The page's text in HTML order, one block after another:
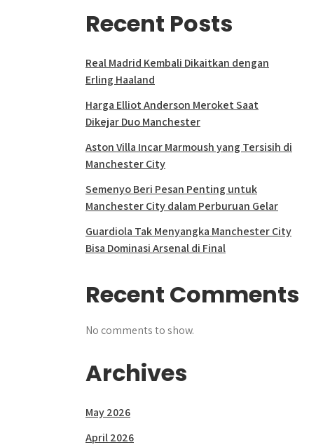
Recent Posts
Real Madrid Kembali Dikaitkan dengan
Erling Haaland
Harga Elliot Anderson Meroket Saat
Dikejar Duo Manchester
Aston Villa Incar Marmoush yang Tersisih di
Manchester City
Semenyo Beri Pesan Penting untuk
Manchester City dalam Perburuan Gelar
Guardiola Tak Menyangka Manchester City
Bisa Dominasi Arsenal di Final
Recent Comments
No comments to show.
Archives
May 2026
April 2026